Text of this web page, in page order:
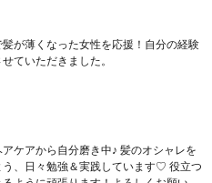
髪が薄くなった女性を応援！自分の経験
ていただきました。
ケアから自分磨き中♪ 髪のオシャレを
う、日々勉強＆実践しています♡ 役立つ